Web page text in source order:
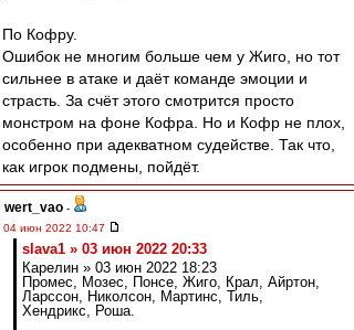
По Кофру.
Ошибок не многим больше чем у Жиго, но тот
сильнее в атаке и даёт команде эмоции и
страсть. За счёт этого смотрится просто
монстром на фоне Кофра. Но и Кофр не плох,
особенно при адекватном судействе. Так что,
как игрок подмены, пойдёт.
wert_vao -
04 июн 2022 10:47
slava1 » 03 июн 2022 20:33
Карелин » 03 июн 2022 18:23
Промес, Мозес, Понсе, Жиго, Крал, Айртон,
Ларссон, Николсон, Мартинс, Тиль,
Хендрикс, Роша.